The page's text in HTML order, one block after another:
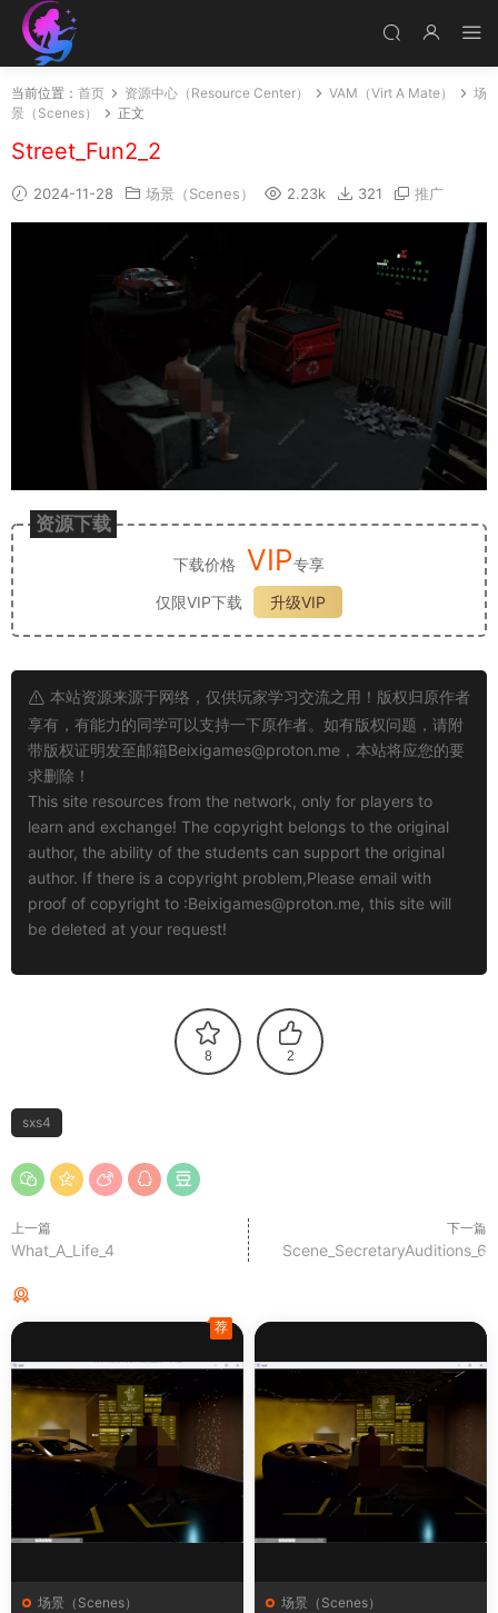
当前位置： 首页 资源中心（Resource Center） VAM（Virt A Mate）
场
景（Scenes）
正文
Street_Fun2_2
2024-11-28 场景（Scenes） 2.23k 321 推广
资源下载
下载价格 VIP专享
仅限VIP下载
升级VIP
本站资源来源于网络，仅供玩家学习交流之用！版权归原作者
享有，有能力的同学可以支持一下原作者。如有版权问题，请附
带版权证明发至邮箱Beixigames@proton.me ，本站将应您的要
求删除！
This site resources from the network, only for players to
learn and exchange! The copyright belongs to the original
author, the ability of the students can support the original
author. If there is a copyright problem,Please email with
proof of copyright to :Beixigames@proton.me, this site will
be deleted at your request!
8 2
sxs4
上一篇
What_A_Life_4
下一篇
Scene_SecretaryAuditions_6
场景（Scenes）
荐
场景（Scenes）